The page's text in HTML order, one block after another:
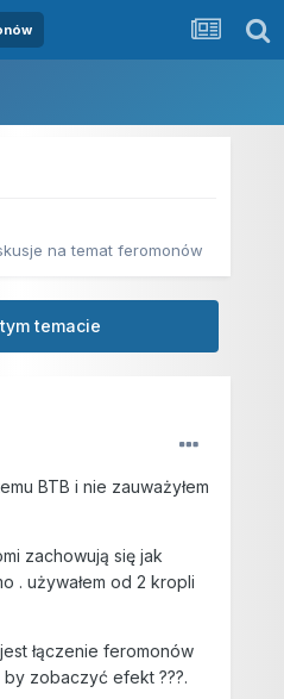
na temat feromonów
temacie
BTB i nie zauważyłem
zachowują się jak
. używałem od 2 kropli
łączenie feromonów
by zobaczyć efekt ???.